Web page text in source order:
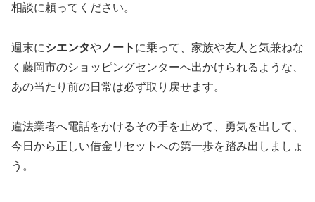
相談に頼ってください。
週末にシエンタや ノート に乗って、家族や友人と気兼ねな
く藤岡市のショッピングセンターへ出かけられるような、
あの当たり前の日常は必ず取り戻せます。
違法業者へ電話をかけるその手を止めて、勇気を出して、
今日から正しい借金リセットへの第一歩を踏み出しましょ
う。